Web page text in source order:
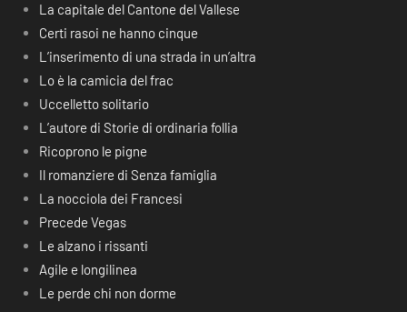
La capitale del Cantone del Vallese
Certi rasoi ne hanno cinque
L’inserimento di una strada in un’altra
Lo è la camicia del frac
Uccelletto solitario
L’autore di Storie di ordinaria follia
Ricoprono le pigne
Il romanziere di Senza famiglia
La nocciola dei Francesi
Precede Vegas
Le alzano i rissanti
Agile e longilinea
Le perde chi non dorme